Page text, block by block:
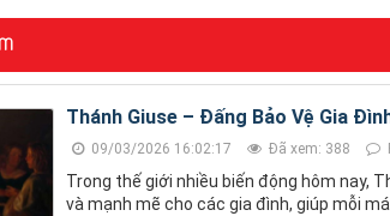
Thánh Giuse – Đấng Bảo Vệ Gia
09/03/2026 16:02:17 Đã xem: 388
Trong thế giới nhiều biến động hôm nay,
và mạnh mẽ cho các gia đình, giúp mỗi